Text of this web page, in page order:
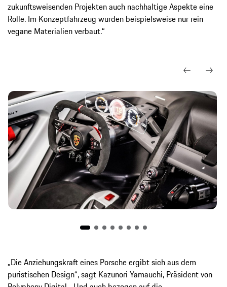
zukunftsweisenden Projekten auch nachhaltige Aspekte eine
Rolle. Im Konzeptfahrzeug wurden beispielsweise nur rein
vegane Materialien verbaut.“
„Die Anziehungskraft eines Porsche ergibt sich aus dem
puristischen Design“, sagt Kazunori Yamauchi, Präsident von